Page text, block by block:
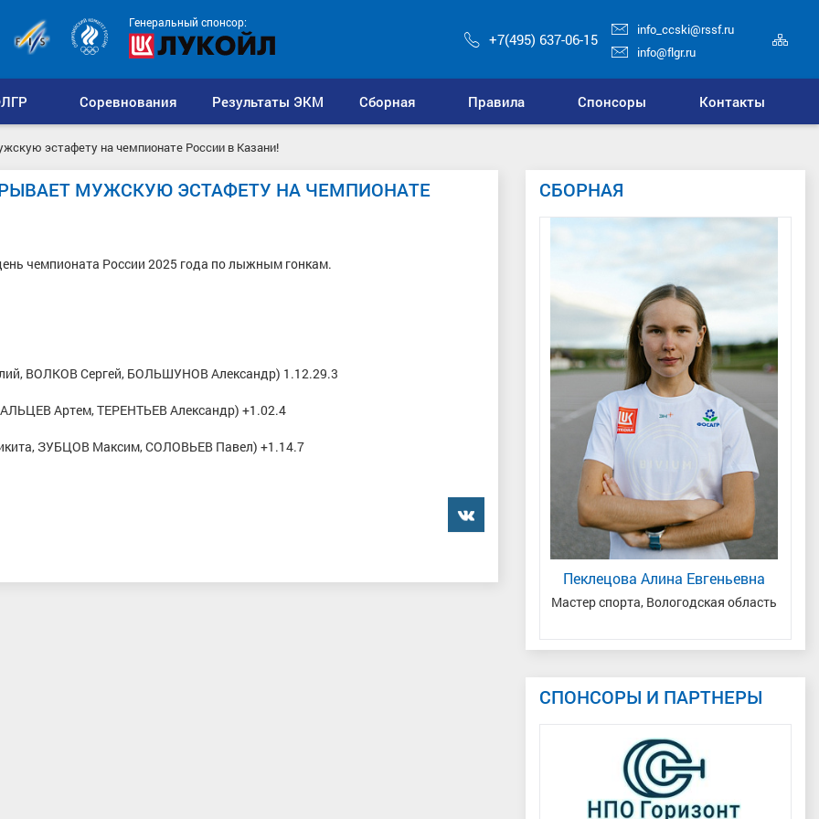
Генеральный спонсор:
+7(495) 637-06-15
info_ccski@rssf.ru
info@flgr.ru
Соревнования Результаты ЭКМ Сборная Правила Спонсоры Контакты
эстафету на чемпионате России в Казани!
МУЖСКУЮ ЭСТАФЕТУ НА ЧЕМПИОНАТЕ
чемпионата России 2025 года по лыжным гонкам.
ВОЛКОВ Сергей, БОЛЬШУНОВ Александр) 1.12.29.3
Артем, ТЕРЕНТЬЕВ Александр) +1.02.4
ЗУБЦОВ Максим, СОЛОВЬЕВ Павел) +1.14.7
���������
СБОРНАЯ
Фадеев Никита Крупицкая Евгения Юрьевна Пеклецова Алина Евгеньевна
Мастер спорта, Вологодская область
СПОНСОРЫ И ПАРТНЕРЫ